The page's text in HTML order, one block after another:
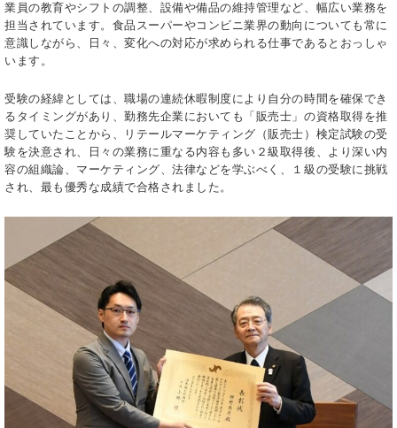
業員の教育やシフトの調整、設備や備品の維持管理など、幅広い業務を
担当されています。食品スーパーやコンビニ業界の動向についても常に
意識しながら、日々、変化への対応が求められる仕事であるとおっしゃ
います。
受験の経緯としては、職場の連続休暇制度により自分の時間を確保でき
るタイミングがあり、勤務先企業においても「販売士」の資格取得を推
奨していたことから、リテールマーケティング（販売士）検定試験の受
験を決意され、日々の業務に重なる内容も多い２級取得後、より深い内
容の組織論、マーケティング、法律などを学ぶべく、１級の受験に挑戦
され、最も優秀な成績で合格されました。